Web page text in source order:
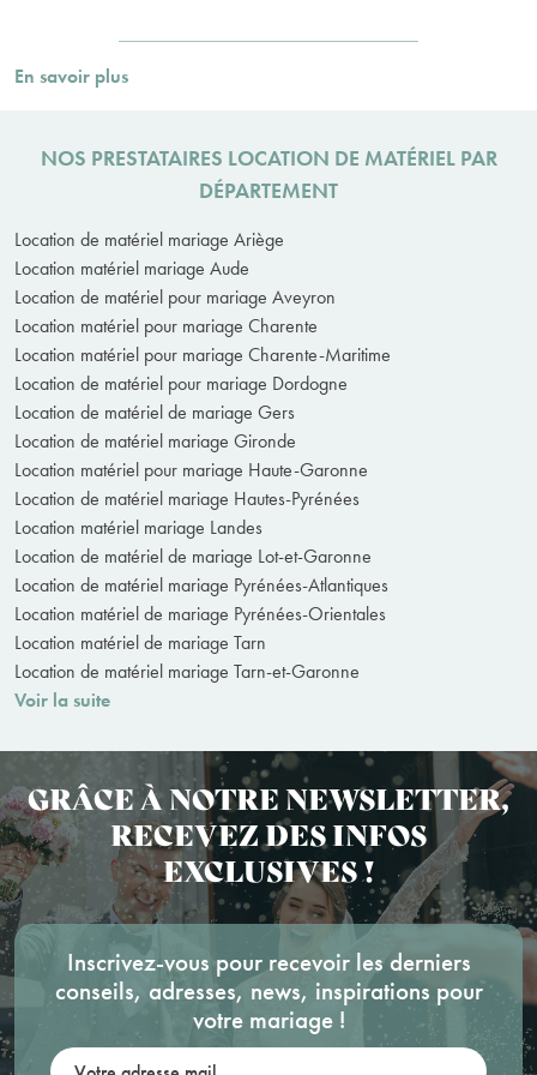
En savoir plus
NOS PRESTATAIRES LOCATION DE MATÉRIEL PAR
DÉPARTEMENT
Location de matériel mariage Ariège
Location matériel mariage Aude
Location de matériel pour mariage Aveyron
Location matériel pour mariage Charente
Location matériel pour mariage Charente-Maritime
Location de matériel pour mariage Dordogne
Location de matériel de mariage Gers
Location de matériel mariage Gironde
Location matériel pour mariage Haute-Garonne
Location de matériel mariage Hautes-Pyrénées
Location matériel mariage Landes
Location de matériel de mariage Lot-et-Garonne
Location de matériel mariage Pyrénées-Atlantiques
Location matériel de mariage Pyrénées-Orientales
Location matériel de mariage Tarn
Location de matériel mariage Tarn-et-Garonne
Voir la suite
GRÂCE À NOTRE NEWSLETTER,
RECEVEZ DES INFOS
EXCLUSIVES !
Inscrivez-vous pour recevoir les derniers
conseils, adresses, news, inspirations pour
votre mariage !